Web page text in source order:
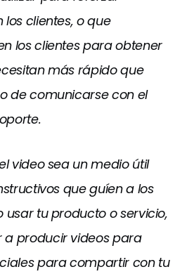
clientes, o que
los clientes para obtener
más rápido que
de comunicarse con el
video sea un medio útil
que guíen a los
usar tu producto o servicio,
a producir videos para
para compartir con tu